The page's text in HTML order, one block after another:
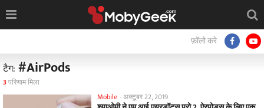
फ़ॉलो करे
टैग: #AirPods
3परिणाम मिला
Mobile -अक्टूबर 22, 2019